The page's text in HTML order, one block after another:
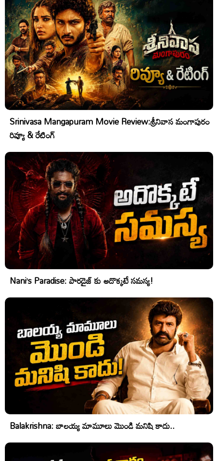
Srinivasa Mangapuram Movie Review:శ్రీనివాస మంగాపురం
రివ్యూ & రేటింగ్
Nani’s Paradise: పారడైజ్ కు అదొక్కటే సమస్య!
Balakrishna: బాలయ్య మామూలు మొండి మనిషి కాదు..